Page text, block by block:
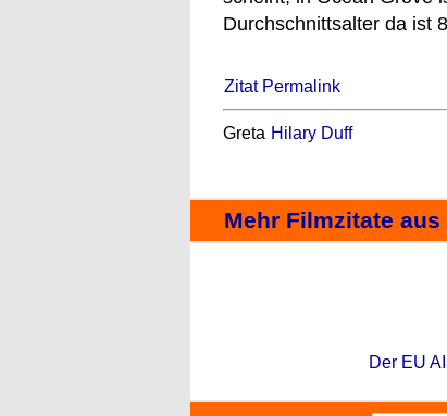
Durchschnittsalter da ist
Zitat Permalink
Greta Hilary Duff
Mehr Filmzitate aus
Der EU